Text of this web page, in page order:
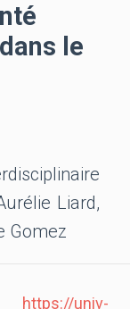
le
Liard,
Gomez
: https://univ-